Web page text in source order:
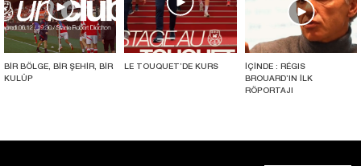
BİR BÖLGE, BİR ŞEHİR, BİR
KULÜP
LE TOUQUET’DE KURS
İÇİNDE : RÉGIS
BROUARD’IN İLK
RÖPORTAJI